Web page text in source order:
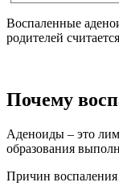
Воспаленные
родителей
Почему
Аденоиды – это
образования
Причин воспаления